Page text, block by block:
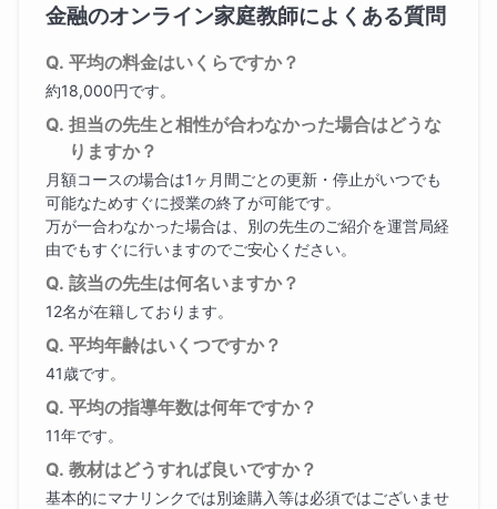
金融のオンライン家庭教師によくある質問
平均の料金はいくらですか？
約18,000円です。
担当の先生と相性が合わなかった場合はどうな
りますか？
月額コースの場合は1ヶ月間ごとの更新・停止がいつでも
可能なためすぐに授業の終了が可能です。
万が一合わなかった場合は、別の先生のご紹介を運営局経
由でもすぐに行いますのでご安心ください。
該当の先生は何名いますか？
12名が在籍しております。
平均年齢はいくつですか？
41歳です。
平均の指導年数は何年ですか？
11年です。
教材はどうすれば良いですか？
基本的にマナリンクでは別途購入等は必須ではございませ